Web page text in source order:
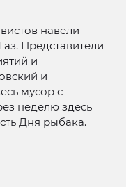
навели
Представители
и
и
мусор с
неделю здесь
Дня рыбака.